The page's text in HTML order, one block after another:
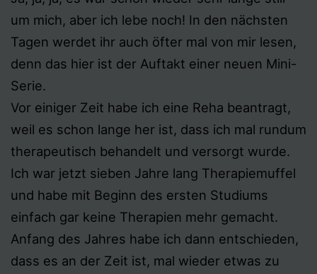
um mich, aber ich lebe noch! In den nächsten
Tagen werdet ihr auch öfter mal von mir lesen,
denn das hier ist der Auftakt einer neuen Mini-
Serie.
Vor einiger Zeit habe ich eine Reha beantragt,
weil es schon lange her ist, dass ich mal rundum
therapeutisch behandelt und versorgt wurde.
Ich war jetzt sieben Jahre lang Therapiemuffel
und habe mit Beginn des ersten Studiums
einfach gar keine Therapien mehr gemacht.
Anfang des Jahres habe ich dann entschieden,
dass es an der Zeit ist, mal wieder etwas zu